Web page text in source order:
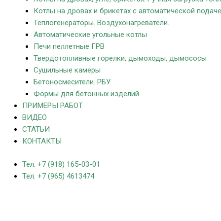
Котлы на дровах и брикетах с автоматической
Теплогенераторы. Воздухонагреватели.
Автоматические угольные котлы
Печи пеллетные ГРВ
Твердотопливные горелки, дымоходы, дымососы
Сушильные камеры
Бетоносмесители. РБУ
Формы для бетонных изделий
ПРИМЕРЫ РАБОТ
ВИДЕО
СТАТЬИ
КОНТАКТЫ
Тел. +7 (918) 165-03-01
Тел. +7 (965) 4613474